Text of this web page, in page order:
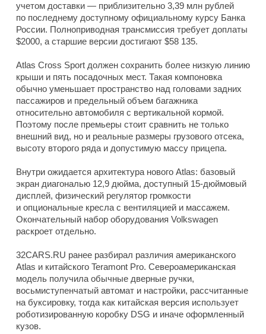
учетом доставки — приблизительно 3,39 млн рублей
по последнему доступному официальному курсу Банка
России. Полноприводная трансмиссия требует доплаты
$2000, а старшие версии достигают $58 135.
Atlas Cross Sport должен сохранить более низкую линию
крыши и пять посадочных мест. Такая компоновка
обычно уменьшает пространство над головами задних
пассажиров и предельный объем багажника
относительно автомобиля с вертикальной кормой.
Поэтому после премьеры стоит сравнить не только
внешний вид, но и реальные размеры грузового отсека,
высоту второго ряда и допустимую массу прицепа.
Внутри ожидается архитектура нового Atlas: базовый
экран диагональю 12,9 дюйма, доступный 15-дюймовый
дисплей, физический регулятор громкости
и опциональные кресла с вентиляцией и массажем.
Окончательный набор оборудования Volkswagen
раскроет отдельно.
32CARS.RU ранее разбирал различия американского
Atlas и китайского Teramont Pro. Североамериканская
модель получила обычные дверные ручки,
восьмиступенчатый автомат и настройки, рассчитанные
на буксировку, тогда как китайская версия использует
роботизированную коробку DSG и иначе оформленный
кузов.